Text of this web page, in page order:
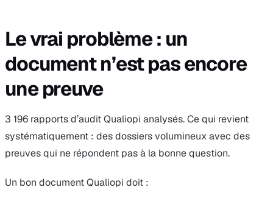
Le vrai problème : un
document n’est pas encore
une preuve
3 196 rapports d’audit Qualiopi analysés. Ce qui revient
systématiquement : des dossiers volumineux avec des
preuves qui ne répondent pas à la bonne question.
Un bon document Qualiopi doit :